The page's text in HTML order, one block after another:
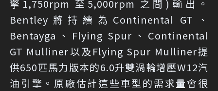
擎1,750rpm 至5,000rpm 之間)輸出。
Bentley將持續為Continental GT、
Bentayga、Flying Spur、Continental
GT Mulliner以及Flying Spur Mulliner提
供650匹馬力版本的6.0升雙渦輪增壓W12汽
油引擎。原廠估計這些車型的需求量會很